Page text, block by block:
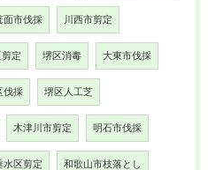
面市伐採 川西市剪定
定 堺区消毒 大東市伐採
伐採 堺区人工芝
木津川市剪定 明石市伐採
水区剪定 和歌山市枝落とし